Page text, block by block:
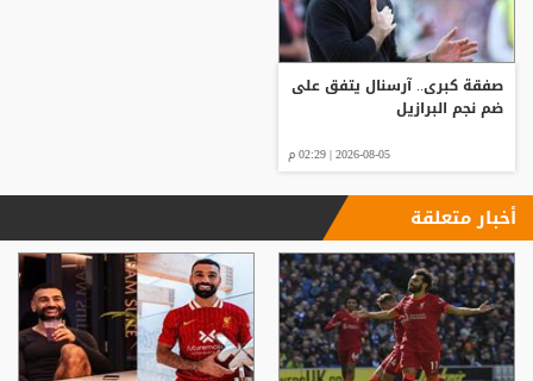
صفقة كبرى.. آرسنال يتفق على
ضم نجم البرازيل
2026-08-05 | 02:29 م
أخبار متعلقة